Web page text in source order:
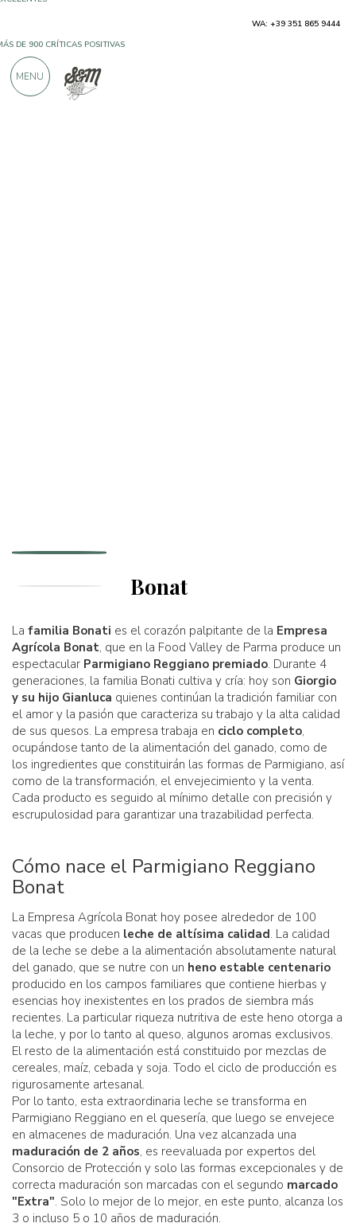
Bonat
La familia Bonati es el corazón palpitante de la Empresa
Agrícola Bonat, que en la Food Valley de Parma produce un
espectacular Parmigiano Reggiano premiado. Durante 4
generaciones, la familia Bonati cultiva y cría: hoy son Giorgio
y su hijo Gianluca quienes continúan la tradición familiar con
el amor y la pasión que caracteriza su trabajo y la alta calidad
de sus quesos. La empresa trabaja en ciclo completo,
ocupándose tanto de la alimentación del ganado, como de
los ingredientes que constituirán las formas de Parmigiano, así
como de la transformación, el envejecimiento y la venta.
Cada producto es seguido al mínimo detalle con precisión y
escrupulosidad para garantizar una trazabilidad perfecta.
Cómo nace el Parmigiano Reggiano
Bonat
La Empresa Agrícola Bonat hoy posee alrededor de 100
vacas que producen leche de altísima calidad. La calidad
de la leche se debe a la alimentación absolutamente natural
del ganado, que se nutre con un heno estable centenario
producido en los campos familiares que contiene hierbas y
esencias hoy inexistentes en los prados de siembra más
recientes. La particular riqueza nutritiva de este heno otorga a
la leche, y por lo tanto al queso, algunos aromas exclusivos.
El resto de la alimentación está constituido por mezclas de
cereales, maíz, cebada y soja. Todo el ciclo de producción es
rigurosamente artesanal.
Por lo tanto, esta extraordinaria leche se transforma en
Parmigiano Reggiano en el quesería, que luego se envejece
en almacenes de maduración. Una vez alcanzada una
maduración de 2 años, es reevaluada por expertos del
Consorcio de Protección y solo las formas excepcionales y de
correcta maduración son marcadas con el segundo marcado
"Extra". Solo lo mejor de lo mejor, en este punto, alcanza los
3 o incluso 5 o 10 años de maduración.
WA: +39 351 865 9444
MENU